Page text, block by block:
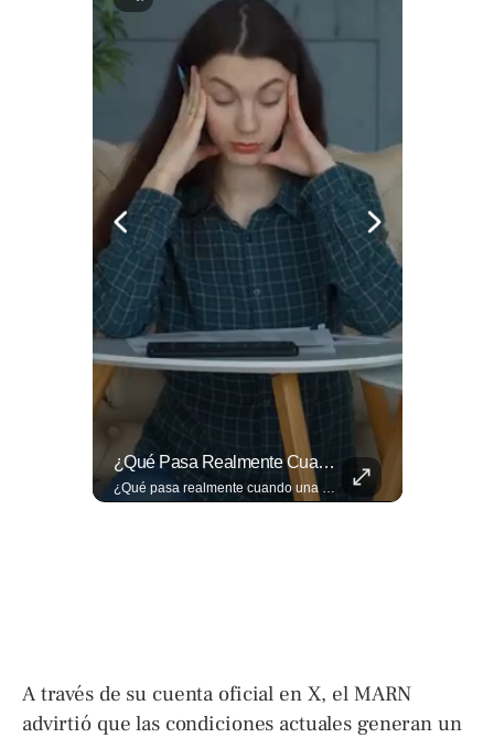
¿Qué Pasa Realmente Cuando Una Persona Tiene Deudas?
¿Qué pasa realmente cuando una persona tiene deudas? El abogado Jaime Ramírez analiza este tema y aclara dudas frecuentes sobre las obligaciones de pago y los derechos de los deudores. ▶️ Mira el video y cuéntanos: ¿conocías esta información? Lee más ➡️ eldiariodehoy.com
A través de su cuenta oficial en X, el MARN
advirtió que las condiciones actuales generan un